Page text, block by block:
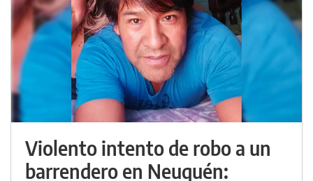
Violento intento de robo a un
barrendero en Neuquén: